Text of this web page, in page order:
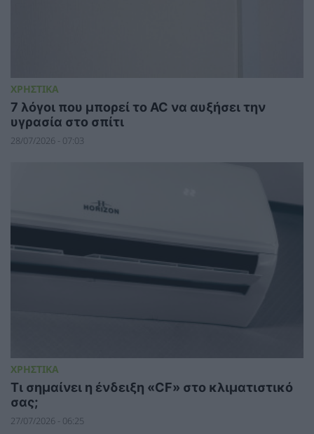
ΧΡΗΣΤΙΚΑ
7 λόγοι που μπορεί το AC να αυξήσει την
υγρασία στο σπίτι
28/07/2026 - 07:03
ΧΡΗΣΤΙΚΑ
Τι σημαίνει η ένδειξη «CF» στο κλιματιστικό
σας;
27/07/2026 - 06:25